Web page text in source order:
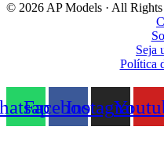
© 2026 AP Models · All Rights
Seja
Política
FacebookInstagram